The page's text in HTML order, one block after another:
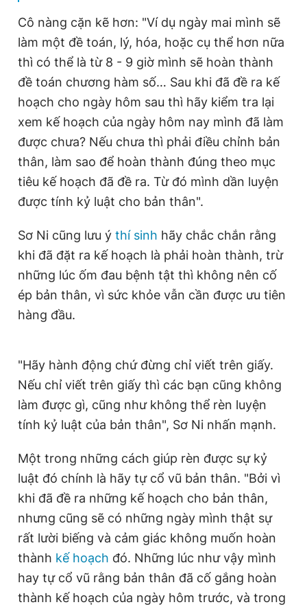
Cô nàng cặn kẽ hơn: "Ví dụ ngày mai mình sẽ
làm một đề toán, lý, hóa, hoặc cụ thể hơn nữa
thì có thể là từ 8 - 9 giờ mình sẽ hoàn thành
đề toán chương hàm số… Sau khi đã đề ra kế
hoạch cho ngày hôm sau thì hãy kiểm tra lại
xem kế hoạch của ngày hôm nay mình đã làm
được chưa? Nếu chưa thì phải điều chỉnh bản
thân, làm sao để hoàn thành đúng theo mục
tiêu kế hoạch đã đề ra. Từ đó mình dần luyện
được tính kỷ luật cho bản thân".
Sơ Ni cũng lưu ý thí sinh hãy chắc chắn rằng
khi đã đặt ra kế hoạch là phải hoàn thành, trừ
những lúc ốm đau bệnh tật thì không nên cố
ép bản thân, vì sức khỏe vẫn cần được ưu tiên
hàng đầu.
"Hãy hành động chứ đừng chỉ viết trên giấy.
Nếu chỉ viết trên giấy thì các bạn cũng không
làm được gì, cũng như không thể rèn luyện
tính kỷ luật của bản thân", Sơ Ni nhấn mạnh.
Một trong những cách giúp rèn được sự kỷ
luật đó chính là hãy tự cổ vũ bản thân. "Bởi vì
khi đã đề ra những kế hoạch cho bản thân,
nhưng cũng sẽ có những ngày mình thật sự
rất lười biếng và cảm giác không muốn hoàn
thành kế hoạch đó. Những lúc như vậy mình
hay tự cổ vũ rằng bản thân đã cố gắng hoàn
thành kế hoạch của ngày hôm trước, và trong